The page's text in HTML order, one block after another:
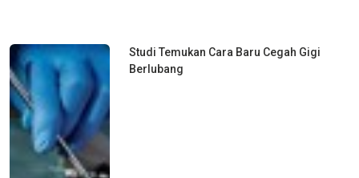
Studi Temukan Cara Baru Cegah Gigi
Berlubang